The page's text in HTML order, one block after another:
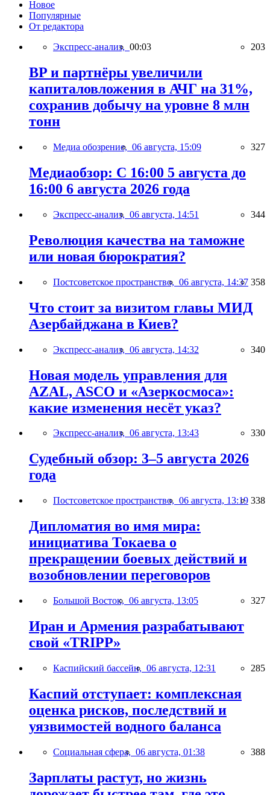
Новое
Популярные
От редактора
Экспресс-анализ, 00:03 203
BP и партнёры увеличили
капиталовложения в АЧГ на 31%,
сохранив добычу на уровне 8 млн
тонн
Медиа обозрение, 06 августа, 15:09 327
Медиаобзор: С 16:00 5 августа до
16:00 6 августа 2026 года
Экспресс-анализ, 06 августа, 14:51 344
Революция качества на таможне
или новая бюрократия?
Постсоветское пространство, 06 августа, 14:37 358
Что стоит за визитом главы МИД
Азербайджана в Киев?
Экспресс-анализ, 06 августа, 14:32 340
Новая модель управления для
AZAL, ASCO и «Азеркосмоса»:
какие изменения несёт указ?
Экспресс-анализ, 06 августа, 13:43 330
Судебный обзор: 3–5 августа 2026
года
Постсоветское пространство, 06 августа, 13:19 338
Дипломатия во имя мира:
инициатива Токаева о
прекращении боевых действий и
возобновлении переговоров
Большой Восток, 06 августа, 13:05 327
Иран и Армения разрабатывают
свой «TRIPP»
Каспийский бассейн, 06 августа, 12:31 285
Каспий отступает: комплексная
оценка рисков, последствий и
уязвимостей водного баланса
Социальная сфера, 06 августа, 01:38 388
Зарплаты растут, но жизнь